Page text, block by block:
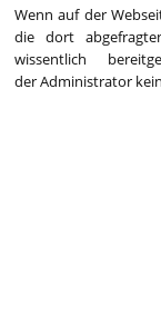
Wenn auf der
die dort
wissentlich
der Administrator